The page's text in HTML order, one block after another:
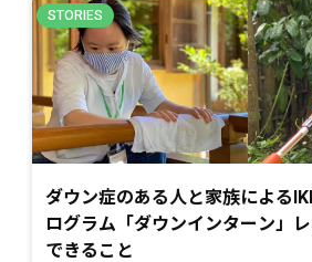
ダウン症のある人と家族による
ログラム「ダウンインターン」
できること